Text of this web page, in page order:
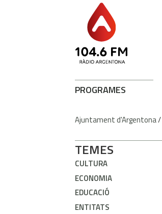
PROGRAMES
Ajuntament d'Argentona/
TEMES
CULTURA
ECONOMIA
EDUCACIÓ
ENTITATS